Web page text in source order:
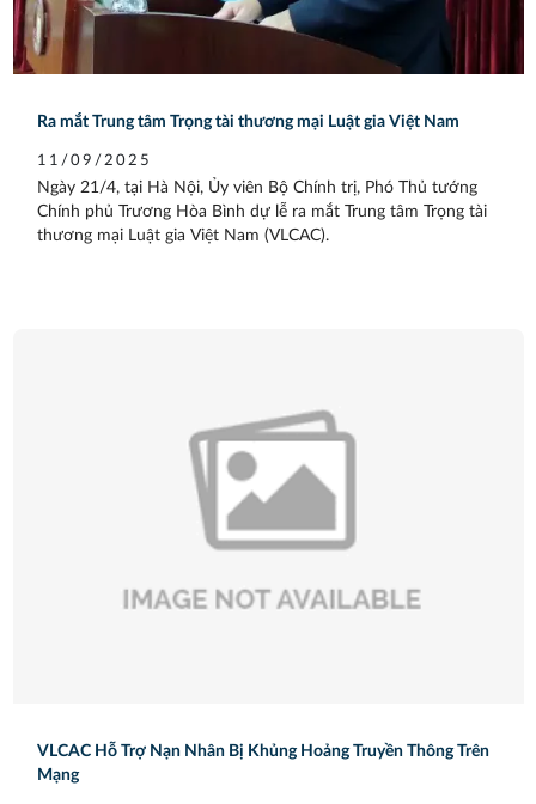
Ra mắt Trung tâm Trọng tài thương mại Luật gia Việt Nam
11/09/2025
Ngày 21/4, tại Hà Nội, Ủy viên Bộ Chính trị, Phó Thủ tướng
Chính phủ Trương Hòa Bình dự lễ ra mắt Trung tâm Trọng tài
thương mại Luật gia Việt Nam (VLCAC).
VLCAC Hỗ Trợ Nạn Nhân Bị Khủng Hoảng Truyền Thông Trên
Mạng